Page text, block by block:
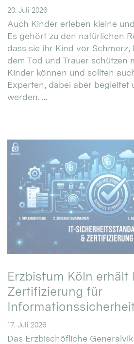
20. Juli 2026
Auch Kinder erleben kleine
Es gehört zu den natürlichen
dass sie ihr Kind vor Schmerz,
dem Tod und Trauer schützen
Kinder können und sollten
Experten, dabei aber begleitet
werden. ...
Erzbistum Köln erhält
Zertifizierung für
17. Juli 2026
Das Erzbischöfliche